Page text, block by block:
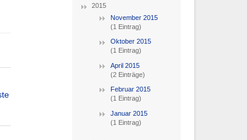
2015
November 2015
(1 Eintrag)
Oktober 2015
(1 Eintrag)
April 2015
(2 Einträge)
Februar 2015
(1 Eintrag)
Januar 2015
(1 Eintrag)